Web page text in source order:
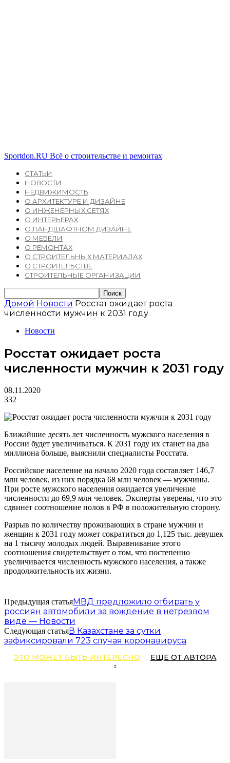
Sportdon.RU Всё о строительстве и ремонтах
СТАТЬИ
НОВОСТИ
НЕДВИЖИМОСТЬ
О АРХИТЕКТУРЕ И ДИЗАЙНЕ
О ИНЖЕНЕРНЫХ СЕТЯХ
О ИНТЕРЬЕРАХ
О ЛАНДШАФТНОМ ДИЗАЙНЕ
О МЕБЕЛИ
О РЕМОНТАХ
О СТРОИТЕЛЬНЫХ МАТЕРИАЛАХ
О СТРОИТЕЛЬСТВЕ
СТРОИТЕЛЬНЫЕ ОРГАНИЗАЦИИ
Домой Новости Росстат ожидает роста
численности мужчин к 2031 году
Новости
Росстат ожидает роста
численности мужчин к 2031 году
08.11.2020
332
Ближайшие десять лет численность мужского населения в
России будет увеличиваться. К 2031 году их станет на два
миллиона больше, выяснили специалисты Росстата.
Российское население на начало 2020 года составляет 146,7
млн человек, из них порядка 68 млн человек — мужчины.
При росте мужского населения ожидается увеличение
численности до 69,9 млн человек. Эксперты уверены, что это
сдвинет соотношение полов в РФ в положительную сторону.
Разрыв по количеству проживающих в стране мужчин и
женщин к 2031 году может сократиться до 1,125 тыс. девушек
на 1 тысячу молодых людей. Выравнивание этого
соотношения свидетельствует о том, что постепенно
увеличивается численность мужского населения, а также
продолжительность их жизни.
Предыдущая статьяМВД предложило отбирать у
россиян автомобили за вождение в нетрезвом
виде — Новости
Следующая статьяВ Казахстане за сутки
зафиксировали 723 случая коронавируса
ЭТО МОЖЕТ БЫТЬ ИНТЕРЕСНО ЕЩЕ ОТ АВТОРА